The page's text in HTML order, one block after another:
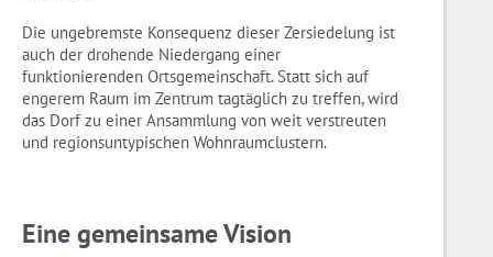
Die ungebremste Konsequenz dieser Zersiedelung ist
auch der drohende Niedergang einer
funktionierenden Ortsgemeinschaft. Statt sich auf
engerem Raum im Zentrum tagtäglich zu treffen, wird
das Dorf zu einer Ansammlung von weit verstreuten
und regionsuntypischen Wohnraumclustern.
Eine gemeinsame Vision